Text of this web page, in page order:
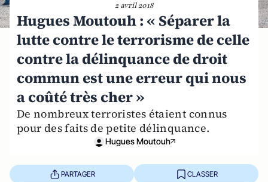
2 avril 2018
Hugues Moutouh : « Séparer la
lutte contre le terrorisme de celle
contre la délinquance de droit
commun est une erreur qui nous
a coûté très cher »
De nombreux terroristes étaient connus
pour des faits de petite délinquance.
Hugues Moutouh
PARTAGER CLASSER